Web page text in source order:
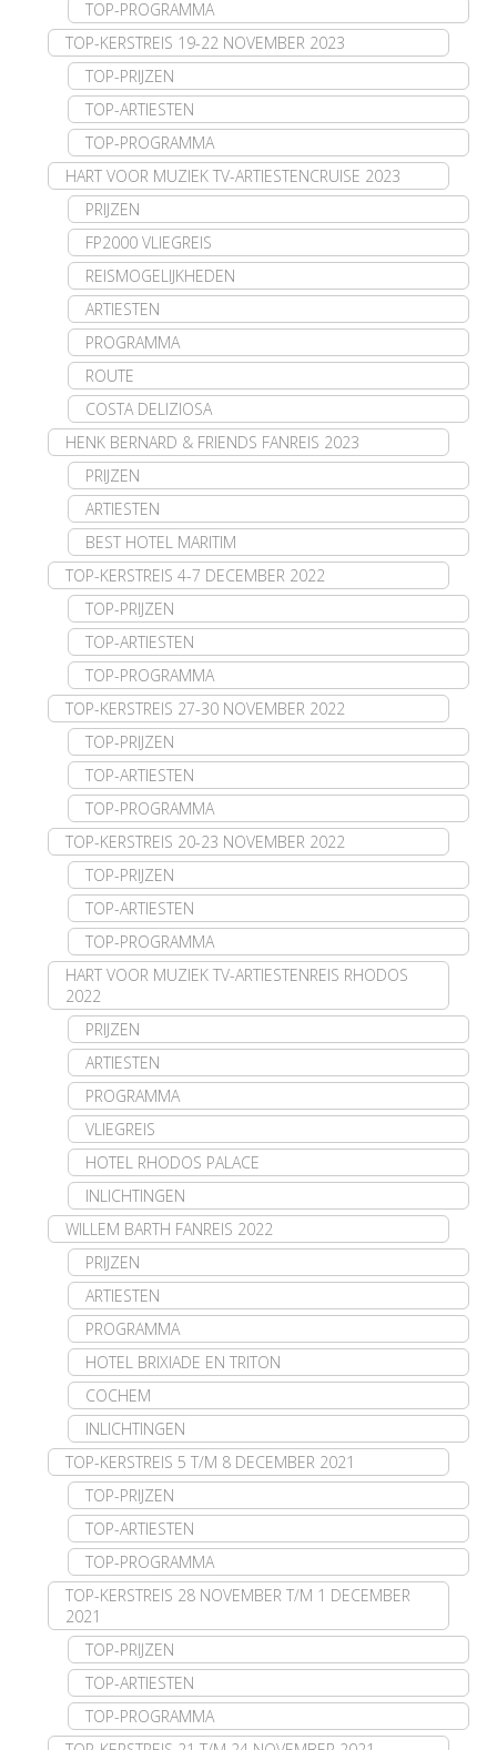
TOP-PROGRAMMA
TOP-KERSTREIS 19-22 NOVEMBER 2023
TOP-PRIJZEN
TOP-ARTIESTEN
TOP-PROGRAMMA
HART VOOR MUZIEK TV-ARTIESTENCRUISE 2023
PRIJZEN
FP2000 VLIEGREIS
REISMOGELIJKHEDEN
ARTIESTEN
PROGRAMMA
ROUTE
COSTA DELIZIOSA
HENK BERNARD & FRIENDS FANREIS 2023
PRIJZEN
ARTIESTEN
BEST HOTEL MARITIM
TOP-KERSTREIS 4-7 DECEMBER 2022
TOP-PRIJZEN
TOP-ARTIESTEN
TOP-PROGRAMMA
TOP-KERSTREIS 27-30 NOVEMBER 2022
TOP-PRIJZEN
TOP-ARTIESTEN
TOP-PROGRAMMA
TOP-KERSTREIS 20-23 NOVEMBER 2022
TOP-PRIJZEN
TOP-ARTIESTEN
TOP-PROGRAMMA
HART VOOR MUZIEK TV-ARTIESTENREIS RHODOS
2022
PRIJZEN
ARTIESTEN
PROGRAMMA
VLIEGREIS
HOTEL RHODOS PALACE
INLICHTINGEN
WILLEM BARTH FANREIS 2022
PRIJZEN
ARTIESTEN
PROGRAMMA
HOTEL BRIXIADE EN TRITON
COCHEM
INLICHTINGEN
TOP-KERSTREIS 5 T/M 8 DECEMBER 2021
TOP-PRIJZEN
TOP-ARTIESTEN
TOP-PROGRAMMA
TOP-KERSTREIS 28 NOVEMBER T/M 1 DECEMBER
2021
TOP-PRIJZEN
TOP-ARTIESTEN
TOP-PROGRAMMA